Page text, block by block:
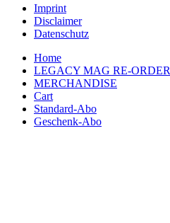
Imprint
Disclaimer
Datenschutz
Home
LEGACY MAG RE-ORDER
MERCHANDISE
Cart
Standard-Abo
Geschenk-Abo